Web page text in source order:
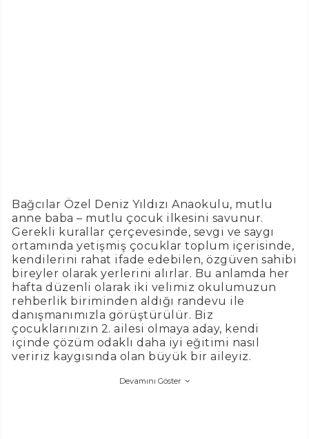
Bağcılar Özel Deniz Yıldızı Anaokulu, mutlu
anne baba – mutlu çocuk ilkesini savunur.
Gerekli kurallar çerçevesinde, sevgi ve saygı
ortamında yetişmiş çocuklar toplum içerisinde,
kendilerini rahat ifade edebilen, özgüven sahibi
bireyler olarak yerlerini alırlar. Bu anlamda her
hafta düzenli olarak iki velimiz okulumuzun
rehberlik biriminden aldığı randevu ile
danışmanımızla görüştürülür. Biz
çocuklarınızın 2. ailesi olmaya aday, kendi
içinde çözüm odaklı daha iyi eğitimi nasıl
veririz kaygısında olan büyük bir aileyiz.
Devamını Göster